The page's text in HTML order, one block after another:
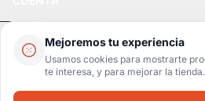
Mejoremos tu experiencia
Usamos cookies para mostrarte
te interesa, y para mejorar la tienda.
LEGAL
Pago seguro SSL /